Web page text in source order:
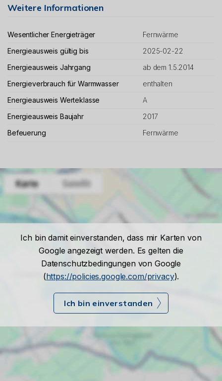
Weitere Informationen
Wesentlicher Energieträger
Fernwärme
Energieausweis gültig bis
2025-02-22
Energieausweis Jahrgang
ab dem 1.5.2014
Energieverbrauch für Warmwasser
enthalten
Energieausweis Werteklasse
A
Energieausweis Baujahr
2017
Befeuerung
Fernwärme
Ich bin damit einverstanden, dass mir Karten von
Google angezeigt werden. Es gelten die
Datenschutzbedingungen von Google
(https://policies.google.com/privacy).
Ich bin einverstanden